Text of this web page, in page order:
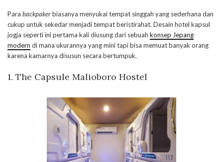
Para backpakerbiasanya menyukai tempat singgah yang sederhana dan
cukup untuk sekedar menjadi tempat beristirahat. Desain hotel kapsul
jogja seperti ini pertama kali diusung dari sebuah konsep Jepang
modern di mana ukurannya yang mini tapi bisa memuat banyak orang
karena kamarnya disusun secara bertumpuk.
1. The Capsule Malioboro Hostel